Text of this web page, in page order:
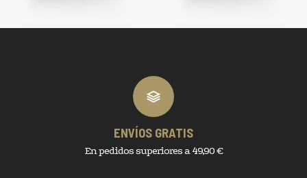
ENVÍOS GRATIS
En pedidos superiores a 49,90 €